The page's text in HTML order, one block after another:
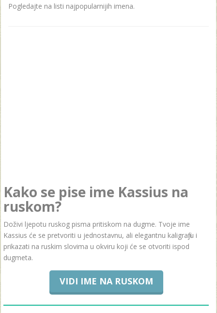
Pogledajte na listi najpopularnijih imena.
Kako se pise ime Kassius na
ruskom?
Doživi ljepotu ruskog pisma pritiskom na dugme. Tvoje ime
Kassius će se pretvoriti u jednostavnu, ali elegantnu kaligrafiju i
prikazati na ruskim slovima u okviru koji će se otvoriti ispod
dugmeta.
VIDI IME NA RUSKOM